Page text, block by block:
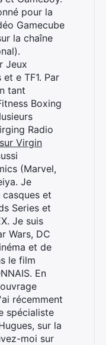
pour la
Gamecube
la chaîne
Jeux
e TF1. Par
tant
Boxing
Radio
Virgin
(Marvel,
Je
et
Series et
Je suis
Wars, DC
et de
le film
En
récemment
spécialiste
sur la
moi sur